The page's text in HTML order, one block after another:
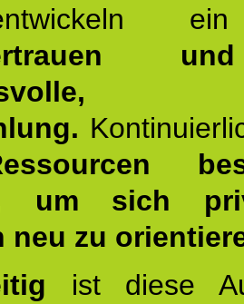
ein
um sich
neu zu
ist diese